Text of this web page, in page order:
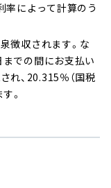
細はこちら
率によって計算のう
徴収されます。な
での間にお支払い
れ、20.315％（国税
。